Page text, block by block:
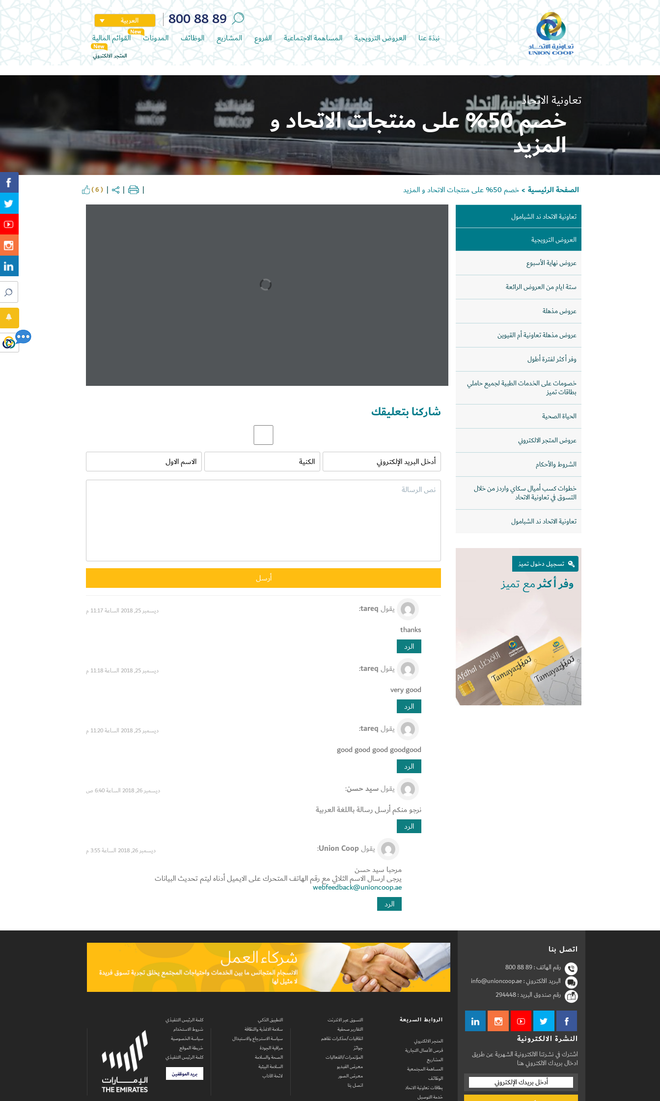
800 88 89 العربية
نبذة عنا العروض الترويجية المساهمة الاجتماعية الفروع المشاريع الوظائف المدونات القوائم المالية
المتجر الالكتروني
تعاونية الاتحاد
خصم 50% على منتجات الاتحاد و
المزيد
الصفحة الرئيسية خصم 50% على منتجات الاتحاد و المزيد
شاركنا بتعليقك
يقول tareq
thanks
الرد
يقول tareq
very good
الرد
يقول tareq
good good good goodgood
الرد
يقول
سید حسن
نرجو منكم أرسل رسالة بااللغة العربية
الرد
يقول Union Coop
مرحبا سيد حسن
يرجى ارسال الاسم الثلاثي مع رقم الهاتف المتحرك على الايميل أدناه ليتم تحديث البيانات
webfeedback@unioncoop.ae
الرد
عروض نهاية الأسبوع
ستة ايام من العروض الرائعة
عروض مذهلة تعاونية أم القيوين
خصومات على الخدمات الطبية لجميع حاملي
عروض المتجر الالكتروني
الشروط والأحكام
خطوات كسب أميال سكاي واردز من خلال
التسوق في تعاونية الاتحاد
وفر أكثرمع تميز
تسجيل دخول تميز
اتصل بنا
رقم الهاتف :
البريد الالكتروني : info@unioncoop.ae
رقم صندوق البريد :
النشرة الالكترونية
اشترك في نشرتنا الالكترونية الشهرية عن طريق
ادخال بريدك الالكتروني هنا
المتجر الالكتروني
فرص الأعمال التجارية
المشاريع
المساهمة المجتمعية
الوظائف
بطاقات تعاونية الاتحاد
التسوق عبر الانترنت
التقارير صحفية
اتفاقيات/مذكرات تفاهم
جوائز
المؤتمرات/الفعاليات
معرض الفيديو
معرض الصور
التطبيق الذكي
سلامة الاغذية والنظافة
سياسة الاسترجاع والاستبدال
مراقبة الجودة
الصحة والسلامة
السلامة البيئية
كلمة الرئيس التنفيذي
شروط الاستخدام
سياسة الخصوصية
خريطة الموقع
بريد الموظفين